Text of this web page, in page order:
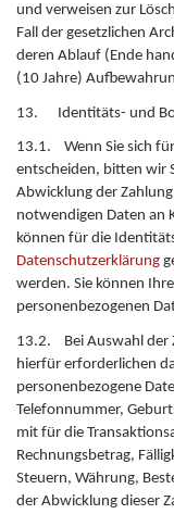
und verweisen zur
Fall der gesetzlichen
deren Ablauf (Ende
(10 Jahre)
13. Identitäts- und
13.1. Wenn Sie sich
entscheiden, bitten wir
Abwicklung der
notwendigen Daten an
können für die
Datenschutzerklärung
werden. Sie können
personenbezogenen
13.2. Bei Auswahl der
hierfür erforderlichen
personenbezogene
Telefonnummer,
mit für die
Rechnungsbetrag,
Steuern, Währung,
der Abwicklung dieser